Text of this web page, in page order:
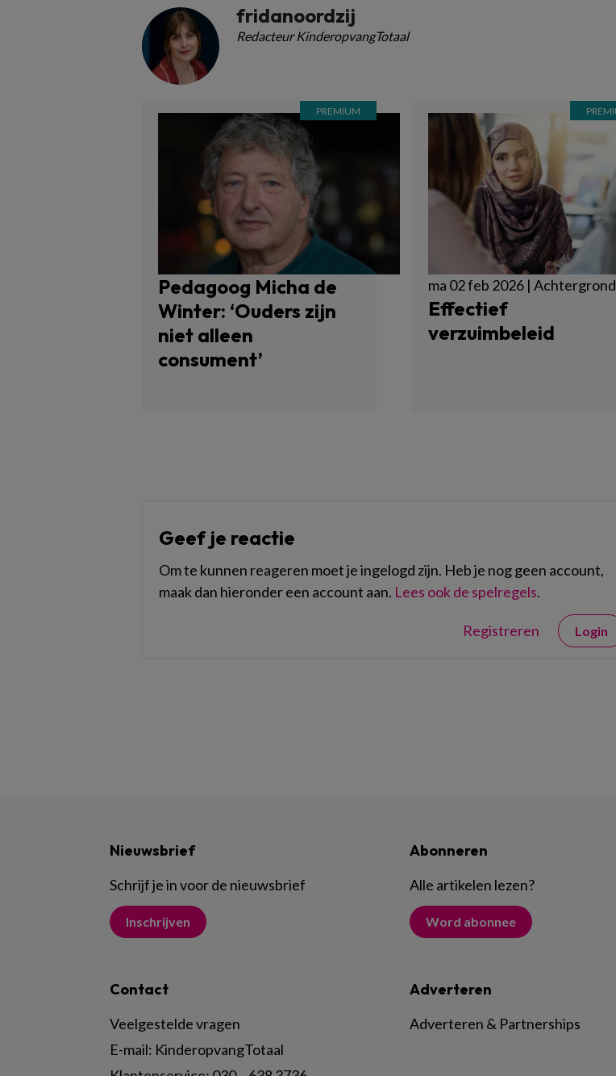
fridanoordzij
Redacteur KinderopvangTotaal
Pedagoog Micha de
Winter: ‘Ouders zijn
niet alleen
consument’
ma 02 feb 2026 | Achtergrond
Effectief
verzuimbeleid
Geef je reactie
Om te kunnen reageren moet je ingelogd zijn. Heb je nog geen account,
maak dan hieronder een account aan. Lees ook de spelregels.
Registreren Login
Nieuwsbrief
Schrijf je in voor de nieuwsbrief
Inschrijven
Abonneren
Alle artikelen lezen?
Word abonnee
Contact
Veelgestelde vragen
E-mail: KinderopvangTotaal
Adverteren
Adverteren & Partnerships